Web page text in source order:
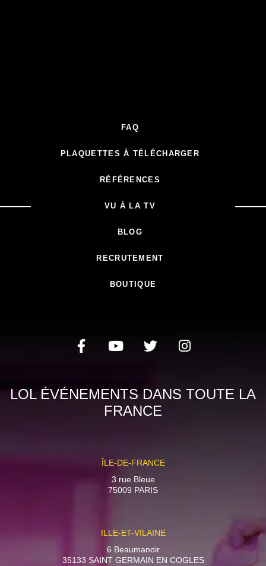
FAQ
PLAQUETTES À TÉLÉCHARGER
RÉFÉRENCES
VU À LA TV
BLOG
RECRUTEMENT
BOUTIQUE
LOL ÉVÉNEMENTS DANS TOUTE LA
FRANCE
ÎLE-DE-FRANCE
3 rue Bleue
75009 PARIS
ILLE-ET-VILAINE
6 Beaumanoir
35133 SAINT GERMAIN EN COGLES